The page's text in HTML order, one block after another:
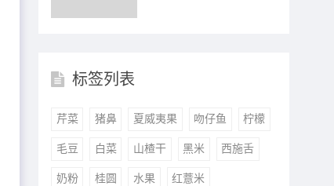
标签列表
芹菜 猪鼻 夏威夷果 吻仔鱼 柠檬
毛豆 白菜 山楂干 黑米 西施舌
奶粉 桂圆 水果 红薏米